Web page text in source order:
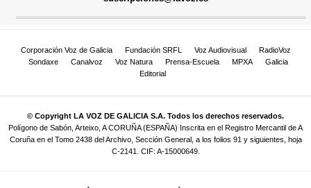
Corporación Voz de Galicia Fundación SRFL Voz Audiovisual
RadioVoz
Sondaxe
Canalvoz Voz Natura Prensa-Escuela MPXA
Galicia
Editorial
© Copyright LA VOZ DE GALICIA S.A. Todos los derechos reservados.
Polígono de Sabón, Arteixo, A CORUÑA (ESPAÑA) Inscrita en el Registro Mercantil de A
Coruña en el Tomo 2438 del Archivo, Sección General, a los folios 91 y siguientes, hoja
C-2141. CIF: A-15000649.